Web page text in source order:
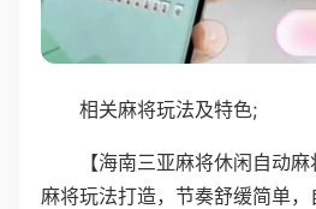
相关麻将玩法及特色;
【海南三亚麻将休闲自动
麻将玩法打造，节奏舒缓简单